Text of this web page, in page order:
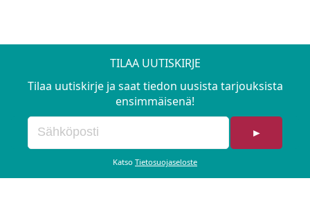
TILAA UUTISKIRJE
Tilaa uutiskirje ja saat tiedon uusista tarjouksista
ensimmäisenä!
►
Katso Tietosuojaseloste